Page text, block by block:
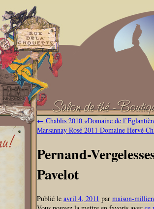
← Chablis 2010 «Domaine de
Marsannay Rosé 2011 Domaine Hervé
Pernand-
Pavelot
Publié le avril 4, 2011 par maison-